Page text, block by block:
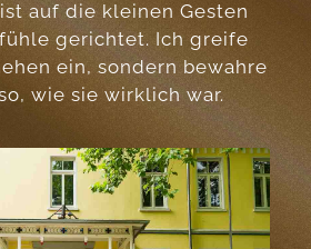
auf die kleinen Gesten
gerichtet. Ich greife
ein, sondern bewahre
wie sie wirklich war.